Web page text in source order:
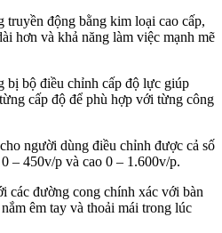
truyền động bằng kim loại cao cấp,
hơn và khả năng làm việc mạnh mẽ
bị bộ điều chỉnh cấp độ lực giúp
cấp độ để phù hợp với từng công
người dùng điều chỉnh được cả số
– 450v/p và cao 0 – 1.600v/p.
các đường cong chính xác với bàn
êm tay và thoải mái trong lúc